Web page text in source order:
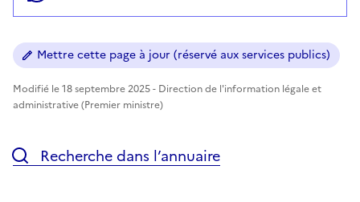
Mettre cette page à jour (réservé aux services publics)
Modifié le 18 septembre 2025 - Direction de l'information légale et
administrative (Premier ministre)
Recherche dans l’annuaire